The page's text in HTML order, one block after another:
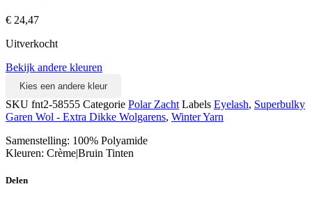
€ 24,47
Uitverkocht
Bekijk andere kleuren
Kies een andere kleur
SKU fnt2-58555 Categorie Polar Zacht Labels Eyelash, Superbulky
Garen Wol - Extra Dikke Wolgarens, Winter Yarn
Samenstelling: 100% Polyamide
Kleuren: Crème|Bruin Tinten
Delen